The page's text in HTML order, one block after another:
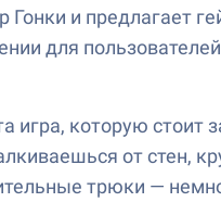
Гонки и предлагает
для
игра, которую стоит
от стен,
трюки —